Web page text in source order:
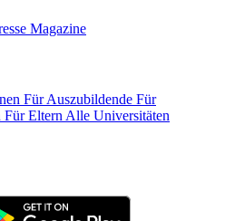
Magazine
Für Auszubildende Für
Für Eltern Alle Universitäten